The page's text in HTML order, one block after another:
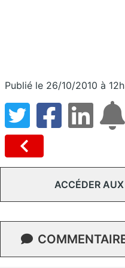
Publié le 26/10/2010 à
ACCÉDER